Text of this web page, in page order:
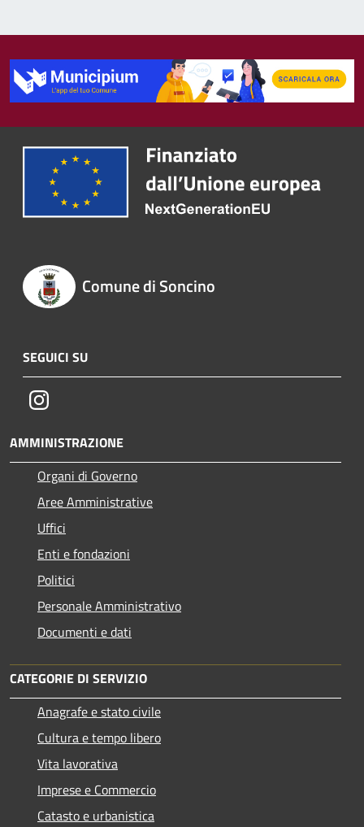
Comune di Soncino
SEGUICI SU
Instagram
AMMINISTRAZIONE
Organi di Governo
Aree Amministrative
Uffici
Enti e fondazioni
Politici
Personale Amministrativo
Documenti e dati
CATEGORIE DI SERVIZIO
Anagrafe e stato civile
Cultura e tempo libero
Vita lavorativa
Imprese e Commercio
Catasto e urbanistica